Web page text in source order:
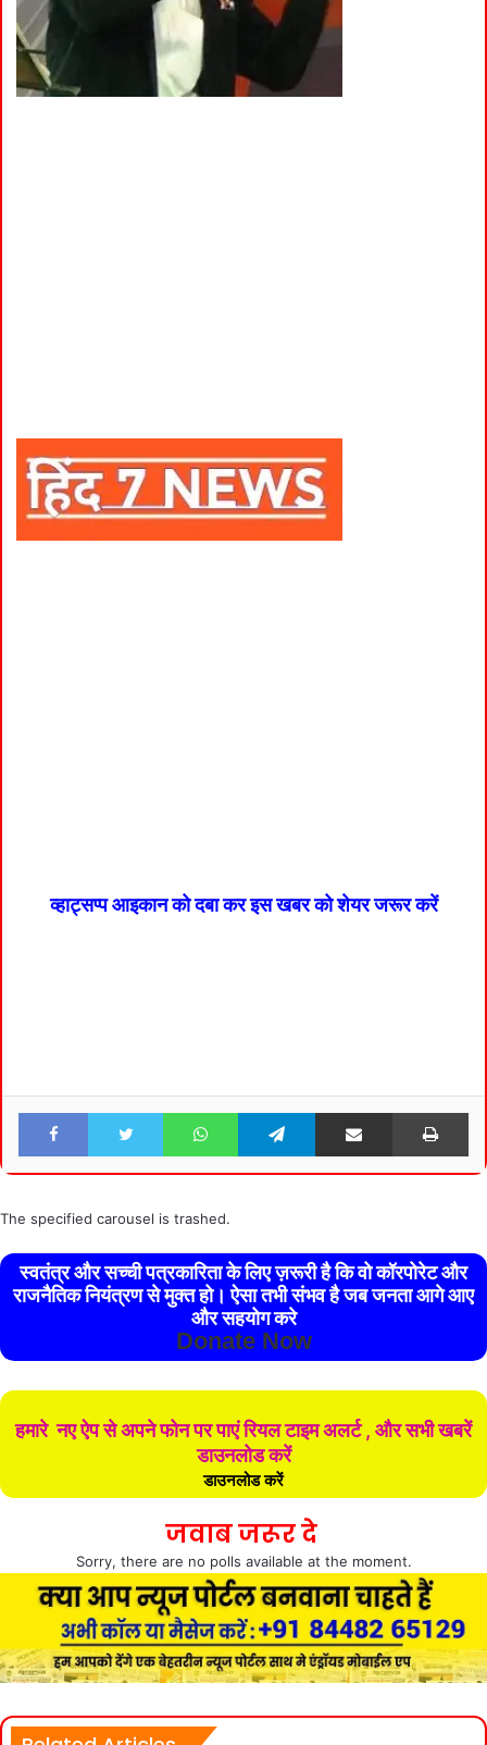
व्हाट्सप्प आइकान को दबा कर इस खबर को शेयर जरूर करें
Facebook Twitter WhatsApp Telegram Share via Email
The specified carousel is trashed.
स्वतंत्र और सच्ची पत्रकारिता के लिए ज़रूरी है कि वो कॉरपोरेट और
राजनैतिक नियंत्रण से मुक्त हो। ऐसा तभी संभव है जब जनता आगे आए
और सहयोग करे
Donate Now
हमारे नए ऐप से अपने फोन पर पाएं रियल टाइम अलर्ट , और सभी खबरें
डाउनलोड करें
डाउनलोड करें
जवाब जरूर दे
Sorry, there are no polls available at the moment.